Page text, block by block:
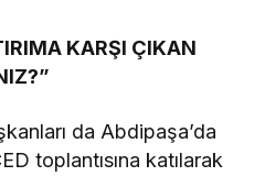
KARŞI ÇIKAN
da Abdipaşa’da
toplantısına katılarak